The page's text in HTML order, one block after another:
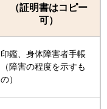
（証明書はコピー
可）
印鑑、身体障害者手帳
（障害の程度を示すも
の）